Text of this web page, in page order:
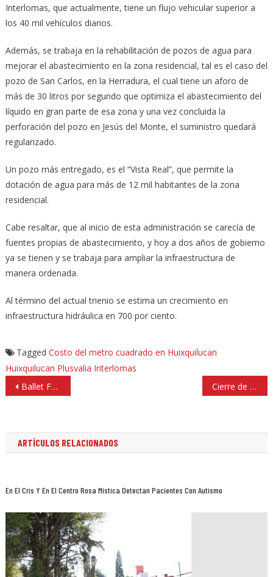
Interlomas, que actualmente, tiene un flujo vehicular superior a
los 40 mil vehículos diarios.
Además, se trabaja en la rehabilitación de pozos de agua para
mejorar el abastecimiento en la zona residencial, tal es el caso del
pozo de San Carlos, en la Herradura, el cual tiene un aforo de
más de 30 litros por segundo que optimiza el abastecimiento del
líquido en gran parte de esa zona y una vez concluida la
perforación del pozo en Jesús del Monte, el suministro quedará
regularizado.
Un pozo más entregado, es el “Vista Real”, que permite la
dotación de agua para más de 12 mil habitantes de la zona
residencial.
Cabe resaltar, que al inicio de esta administración se carecía de
fuentes propias de abastecimiento, y hoy a dos años de gobierno
ya se tienen y se trabaja para ampliar la infraestructura de
manera ordenada.
Al término del actual trienio se estima un crecimiento en
infraestructura hidráulica en 700 por ciento.
Tagged Costo del metro cuadrado en Huixquilucan
Huixquilucan Plusvalia Interlomas
Navegación
de
Ballet Folclórico del Estado de México regresa a Bellas Artes Cierre de Periférico Norte, por la avería de un gato hidráulico
ARTÍCULOS RELACIONADOS
En El Cris Y En El Centro Rosa Mística Detectan Pacientes Con Autismo